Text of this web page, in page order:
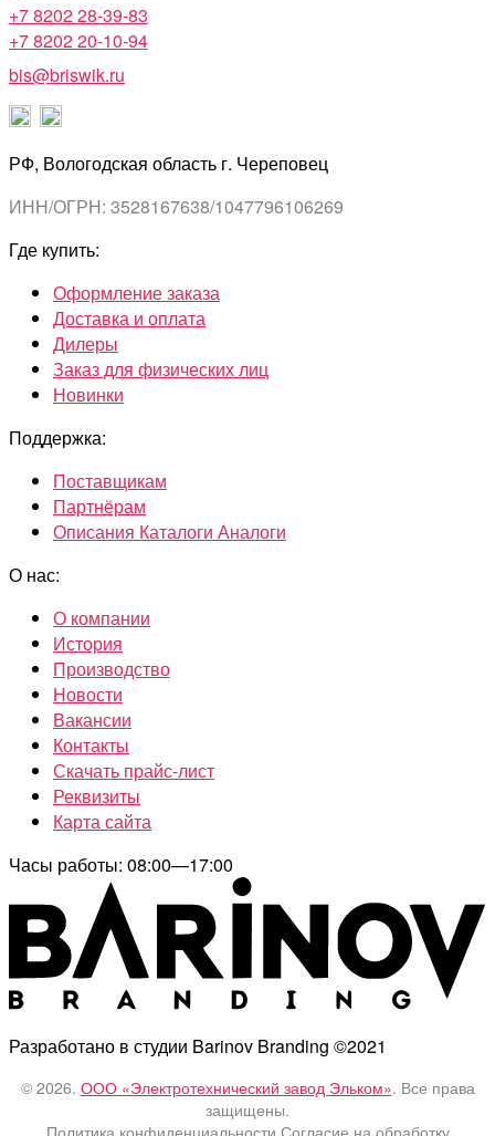
+7 8202 28-39-83
+7 8202 20-10-94
bis@briswik.ru
РФ, Вологодская область г. Череповец
ИНН/ОГРН: 3528167638/1047796106269
Где купить:
Оформление заказа
Доставка и оплата
Дилеры
Заказ для физических лиц
Новинки
Поддержка:
Поставщикам
Партнёрам
Описания Каталоги Аналоги
О нас:
О компании
История
Производство
Новости
Вакансии
Контакты
Скачать прайс-лист
Реквизиты
Карта сайта
Часы работы: 08:00—17:00
Разработано в студии Barinov Branding ©2021
© 2026. ООО «Электротехнический завод Эльком». Все права
защищены.